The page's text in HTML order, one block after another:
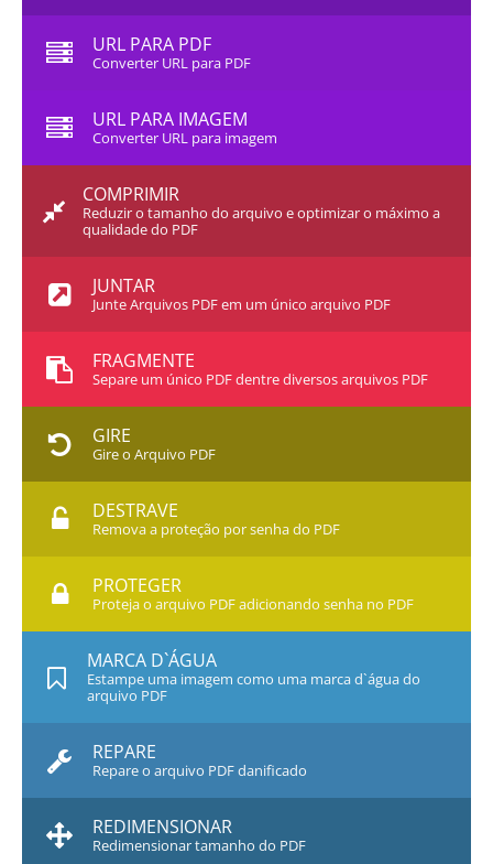
URL PARA PDF
Converter URL para PDF
URL PARA IMAGEM
Converter URL para imagem
COMPRIMIR
Reduzir o tamanho do arquivo e optimizar o máximo a
qualidade do PDF
JUNTAR
Junte Arquivos PDF em um único arquivo PDF
FRAGMENTE
Separe um único PDF dentre diversos arquivos PDF
GIRE
Gire o Arquivo PDF
DESTRAVE
Remova a proteção por senha do PDF
PROTEGER
Proteja o arquivo PDF adicionando senha no PDF
MARCA D`ÁGUA
Estampe uma imagem como uma marca d`água do
arquivo PDF
REPARE
Repare o arquivo PDF danificado
REDIMENSIONAR
Redimensionar tamanho do PDF